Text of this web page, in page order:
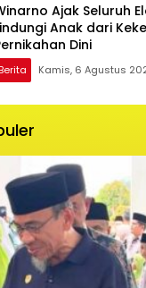
Ajak Seluruh
Anak dari
Dini
Berita Kamis, 6 Agustus